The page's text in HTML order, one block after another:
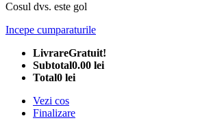
Cosul dvs. este gol
Incepe cumparaturile
LivrareGratuit!
Subtotal0.00 lei
Total0 lei
Vezi cos
Finalizare